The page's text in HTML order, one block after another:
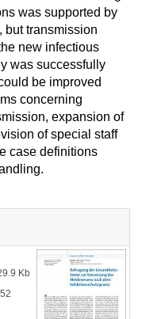
was supported by
but transmission
new infectious
was successfully
be improved
concerning
expansion of
of special staff
case definitions
Kb